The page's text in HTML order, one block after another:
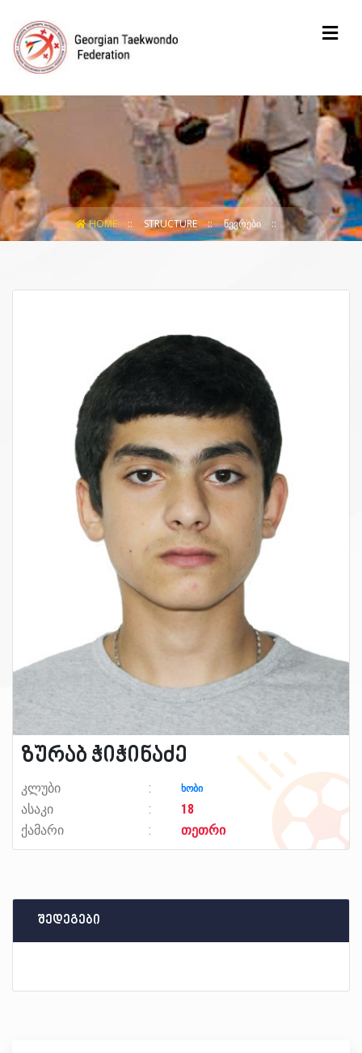
HOME STRUCTURE ᲬᲔᲕᲠᲔᲑᲘ
ზურაბ ჭიჭინაძე
კლუბი ხობი
ასაკი
18
ქამარი
თეთრი
შედეგები